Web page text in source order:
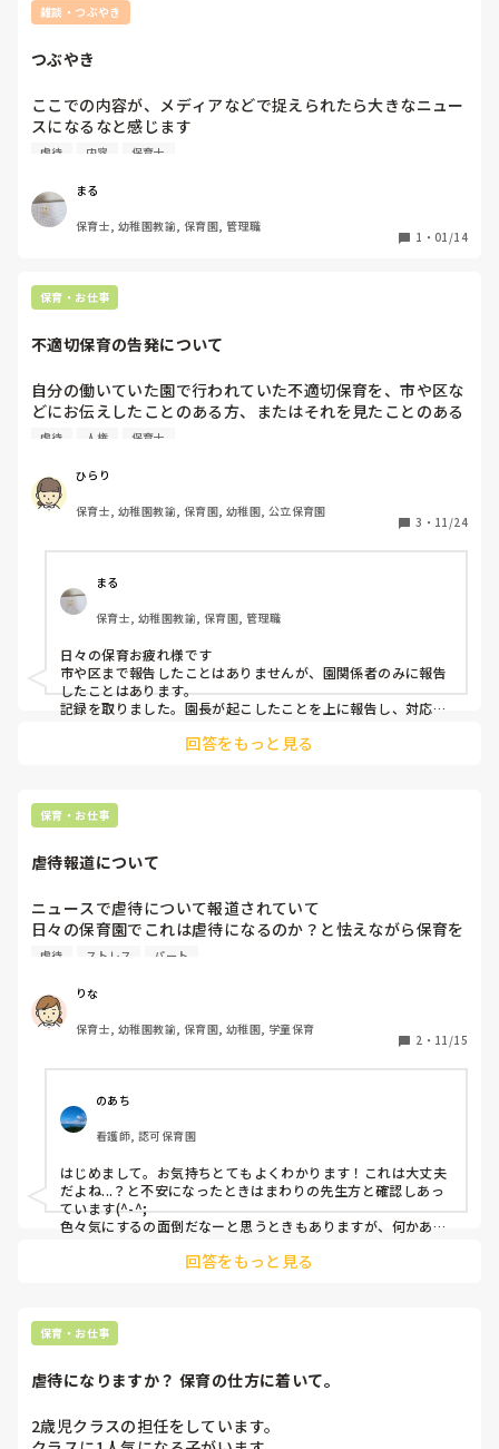
好きなものだけ、楽しく食べるなんて綺麗事。食育しても美
味しそうに食べても、食べないと拒否する子もいます。その
うち食べれる、なんて言葉も、いつになっても食べれないワ
ガママで偏食の大人の完成です。
しかし勿論、保育園では楽しく食べる、無理強いしないが今
虐待にもなるし自己肯定感が下がるので無理強いはしないで
すが、全く納得していないです。イライラします。
てていい根拠が知りたいです。ポテチだけでもいいのでしょ
うか？
誰かに論破されて自分の固い考え方を変えたいです。
根拠のある正論が知れると安心します。
す。
イライラせずに、子供たちと向き合っていきましょう！
雑談・つぶやき
つぶやき
ここでの内容が、メディアなどで捉えられたら大きなニュー
スになるなと感じます
より良くしていこうとする皆さんの声が届き、不適切や虐待
これからの人生を支える子どもたちを守り育てる保育士が増
え、不適切や虐待をする保育士が一人でも減ることを願いま
す
虐待 内容 保育士
まる
保育士, 幼稚園教諭, 保育園, 管理職
1 ・ 01/14
保育・お仕事
不適切保育の告発について
自分の働いていた園で行われていた不適切保育を、市や区な
どにお伝えしたことのある方、またはそれを見たことのある
方はいらっしゃいますか？？
その際の、具体的な方法(録音など)や不適切保育の内容、そ
の後の対応はどのようなものでしたか？
答えられる範囲で構いませんので、教えていただけると嬉し
虐待 人権 保育士
ひらり
保育士, 幼稚園教諭, 保育園, 幼稚園, 公立保育園
3 ・ 11/24
まる
保育士, 幼稚園教諭, 保育園, 管理職
日々の保育お疲れ様です
市や区まで報告したことはありませんが、園関係者のみに報告
したことはあります。
記録を取りました。園長が起こしたことを上に報告し、対応を
すので毎日顔を合わせますので、嫌がらせが起きています。人
た上で行動した方が良いかと思います。どんな不適切ですか？
差し障りなければ教えてください。ちなみに、こちらは、特定
回答をもっと見る
保育・お仕事
虐待報道について
ニュースで虐待について報道されていて
日々の保育園でこれは虐待になるのか？と怯えながら保育を
しています。
虐待 ストレス パート
りな
保育士, 幼稚園教諭, 保育園, 幼稚園, 学童保育
2 ・ 11/15
のあち
看護師, 認可保育園
はじめまして。お気持ちとてもよくわかります！これは大丈夫
だよね...？と不安になったときはまわりの先生方と確認しあっ
ています(^-^;
色々気にするの面倒だなーと思うときもありますが、何かあっ
回答をもっと見る
保育・お仕事
虐待になりますか？ 保育の仕方に着いて。
2歳児クラスの担任をしています。